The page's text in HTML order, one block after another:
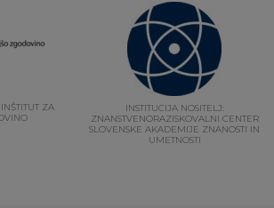
ZA
INSTITUCIJA NOSITELJ:
ZNANSTVENORAZISKOVALNI CENTER
SLOVENSKE AKADEMIJE ZNANOSTI IN
UMETNOSTI